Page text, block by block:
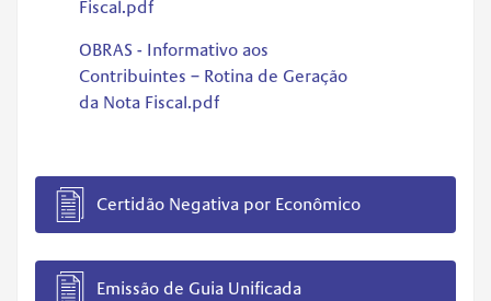
Fiscal.pdf
OBRAS - Informativo aos
Contribuintes – Rotina de Geração
da Nota Fiscal.pdf
Certidão Negativa por Econômico
Emissão de Guia Unificada